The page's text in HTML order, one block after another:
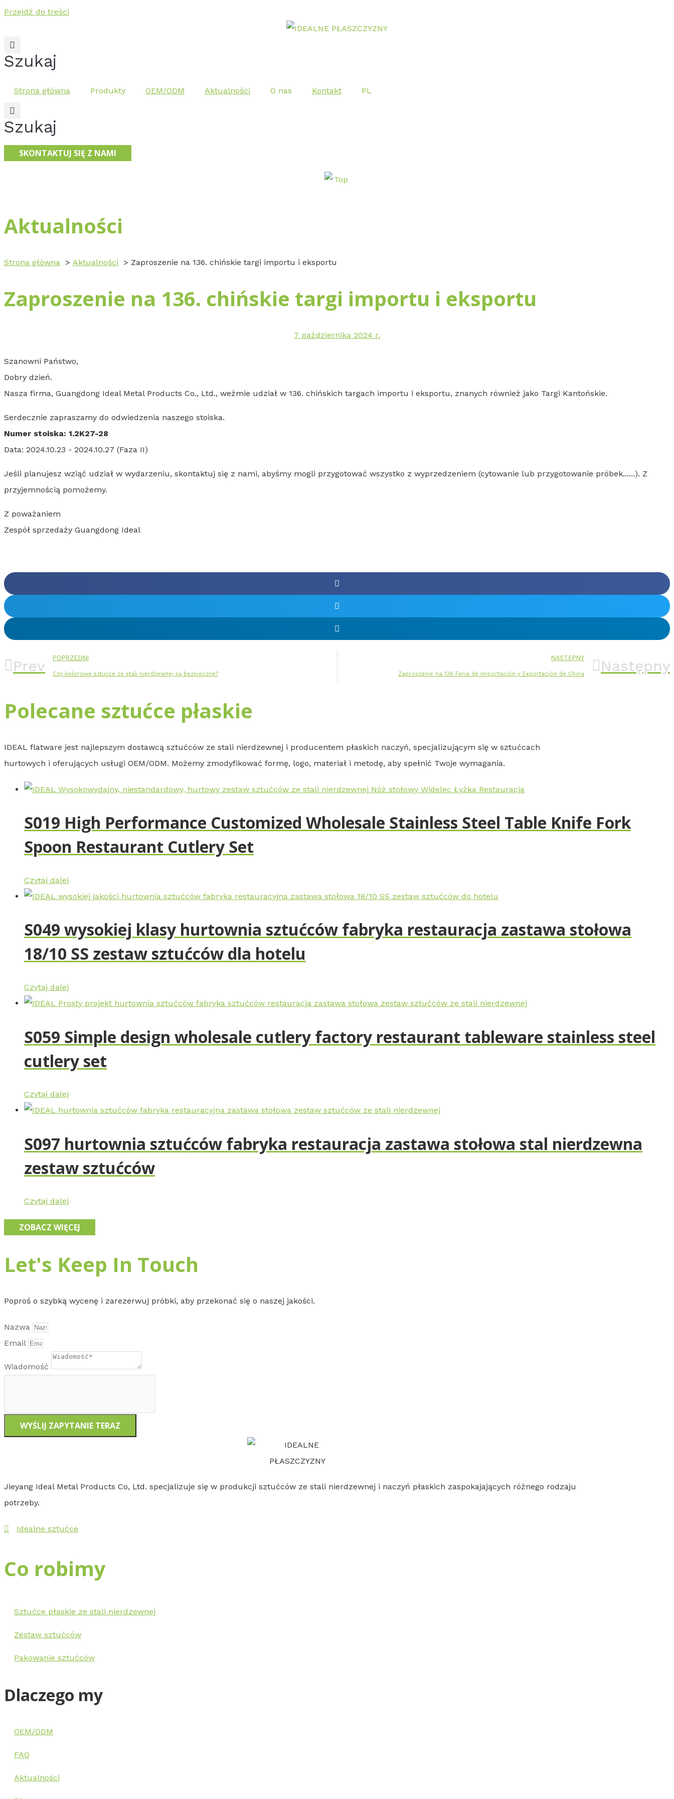
Przejdź do treści
Szukaj
Strona główna Produkty OEM/ODM Aktualności O nas Kontakt PL
Szukaj
SKONTAKTUJ SIĘ Z NAMI
Aktualności
Strona główna Aktualności Zaproszenie na 136. chińskie targi importu i eksportu
Zaproszenie na 136. chińskie targi importu i eksportu
7 października 2024 r.
Szanowni Państwo,
Dobry dzień.
Nasza firma, Guangdong Ideal Metal Products Co., Ltd., weźmie udział w 136. chińskich targach importu i eksportu, znanych również jako Targi Kantońskie.
Serdecznie zapraszamy do odwiedzenia naszego stoiska.
Numer stoiska: 1.2K27-28
Data: 2024.10.23 - 2024.10.27 (Faza II)
Jeśli planujesz wziąć udział w wydarzeniu, skontaktuj się z nami, abyśmy mogli przygotować wszystko z wyprzedzeniem (cytowanie lub przygotowanie próbek......). Z
przyjemnością pomożemy.
Z poważaniem
Zespół sprzedaży Guangdong Ideal
Prev POPRZEDNI
Czy kolorowe sztućce ze stali nierdzewnej są bezpieczne?
NASTĘPNY
Zaproszenie na 136 Feria de Importación y Exportación de China Następny
Polecane sztućce płaskie
IDEAL flatware jest najlepszym dostawcą sztućców ze stali nierdzewnej i producentem płaskich naczyń, specjalizującym się w sztućcach
hurtowych i oferujących usługi OEM/ODM. Możemy zmodyfikować formę, logo, materiał i metodę, aby spełnić Twoje wymagania.
S019 High Performance Customized Wholesale Stainless Steel Table Knife Fork
Spoon Restaurant Cutlery Set
Czytaj dalej
S049 wysokiej klasy hurtownia sztućców fabryka restauracja zastawa stołowa
18/10 SS zestaw sztućców dla hotelu
Czytaj dalej
S059 Simple design wholesale cutlery factory restaurant tableware stainless steel
cutlery set
Czytaj dalej
S097 hurtownia sztućców fabryka restauracja zastawa stołowa stal nierdzewna
zestaw sztućców
Czytaj dalej
ZOBACZ WIĘCEJ
Let's Keep In Touch
Poproś o szybką wycenę i zarezerwuj próbki, aby przekonać się o naszej jakości.
Nazwa
Email
Wiadomość
WYŚLIJ ZAPYTANIE TERAZ
Jieyang Ideal Metal Products Co, Ltd. specjalizuje się w produkcji sztućców ze stali nierdzewnej i naczyń płaskich zaspokajających różnego rodzaju
potrzeby.
Idealne sztućce
Co robimy
Sztućce płaskie ze stali nierdzewnej
Zestaw sztućców
Pakowanie sztućców
Dlaczego my
OEM/ODM
FAQ
Aktualności